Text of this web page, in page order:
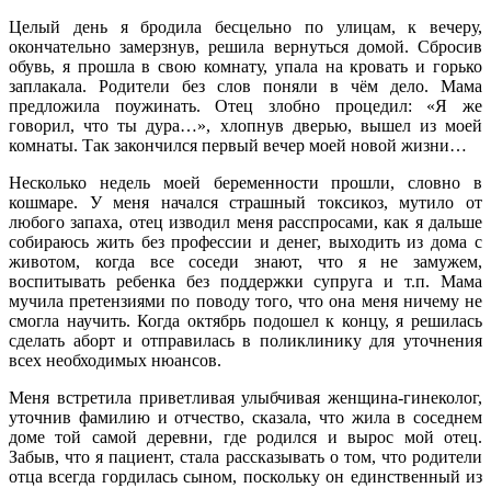
Целый день я бродила бесцельно по улицам, к вечеру,
окончательно замерзнув, решила вернуться домой. Сбросив
обувь, я прошла в свою комнату, упала на кровать и горько
заплакала. Родители без слов поняли в чём дело. Мама
предложила поужинать. Отец злобно процедил: «Я же
говорил, что ты дура…», хлопнув дверью, вышел из моей
комнаты. Так закончился первый вечер моей новой жизни…
Несколько недель моей беременности прошли, словно в
кошмаре. У меня начался страшный токсикоз, мутило от
любого запаха, отец изводил меня расспросами, как я дальше
собираюсь жить без профессии и денег, выходить из дома с
животом, когда все соседи знают, что я не замужем,
воспитывать ребенка без поддержки супруга и т.п. Мама
мучила претензиями по поводу того, что она меня ничему не
смогла научить. Когда октябрь подошел к концу, я решилась
сделать аборт и отправилась в поликлинику для уточнения
всех необходимых нюансов.
Меня встретила приветливая улыбчивая женщина-гинеколог,
уточнив фамилию и отчество, сказала, что жила в соседнем
доме той самой деревни, где родился и вырос мой отец.
Забыв, что я пациент, стала рассказывать о том, что родители
отца всегда гордилась сыном, поскольку он единственный из